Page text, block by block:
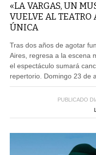
«LA VARGAS, UN
VUELVE AL
ÚNICA
Tras dos años de agotar
Aires, regresa a la escena
el espectáculo sumará
repertorio. Domingo 23 de
PUBLICADO